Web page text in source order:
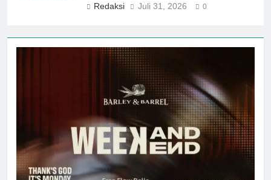
Redaksi Juli 31, 2026 0